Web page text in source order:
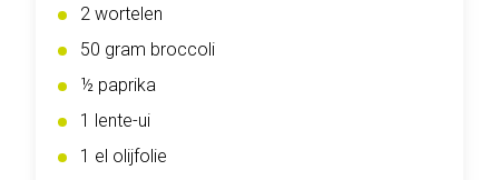
2 wortelen
50 gram broccoli
½ paprika
1 lente-ui
1 el olijfolie